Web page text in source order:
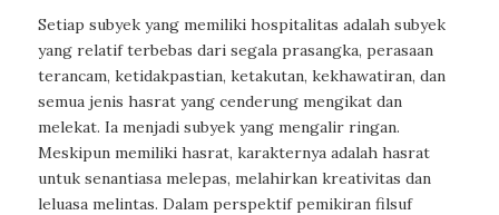
Setiap subyek yang memiliki hospitalitas adalah subyek
yang relatif terbebas dari segala prasangka, perasaan
terancam, ketidakpastian, ketakutan, kekhawatiran, dan
semua jenis hasrat yang cenderung mengikat dan
melekat. Ia menjadi subyek yang mengalir ringan.
Meskipun memiliki hasrat, karakternya adalah hasrat
untuk senantiasa melepas, melahirkan kreativitas dan
leluasa melintas. Dalam perspektif pemikiran filsuf